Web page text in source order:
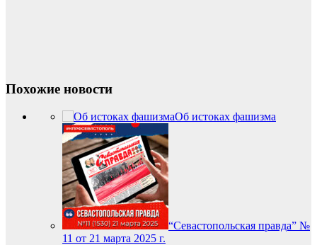
Похожие новости
Об истоках фашизма
“Севастопольская правда” №
11 от 21 марта 2025 г.